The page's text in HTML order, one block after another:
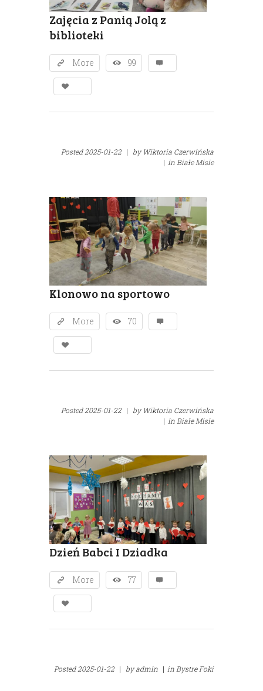
Zajęcia z Panią Jolą z
biblioteki
More 99
Posted2025-01-22 | byWiktoria Czerwińska
| in Białe Misie
Klonowo na sportowo
More 70
Posted2025-01-22 | byWiktoria Czerwińska
| in Białe Misie
Dzień Babci I Dziadka
More 77
Posted2025-01-22 | byadmin | in Bystre Foki